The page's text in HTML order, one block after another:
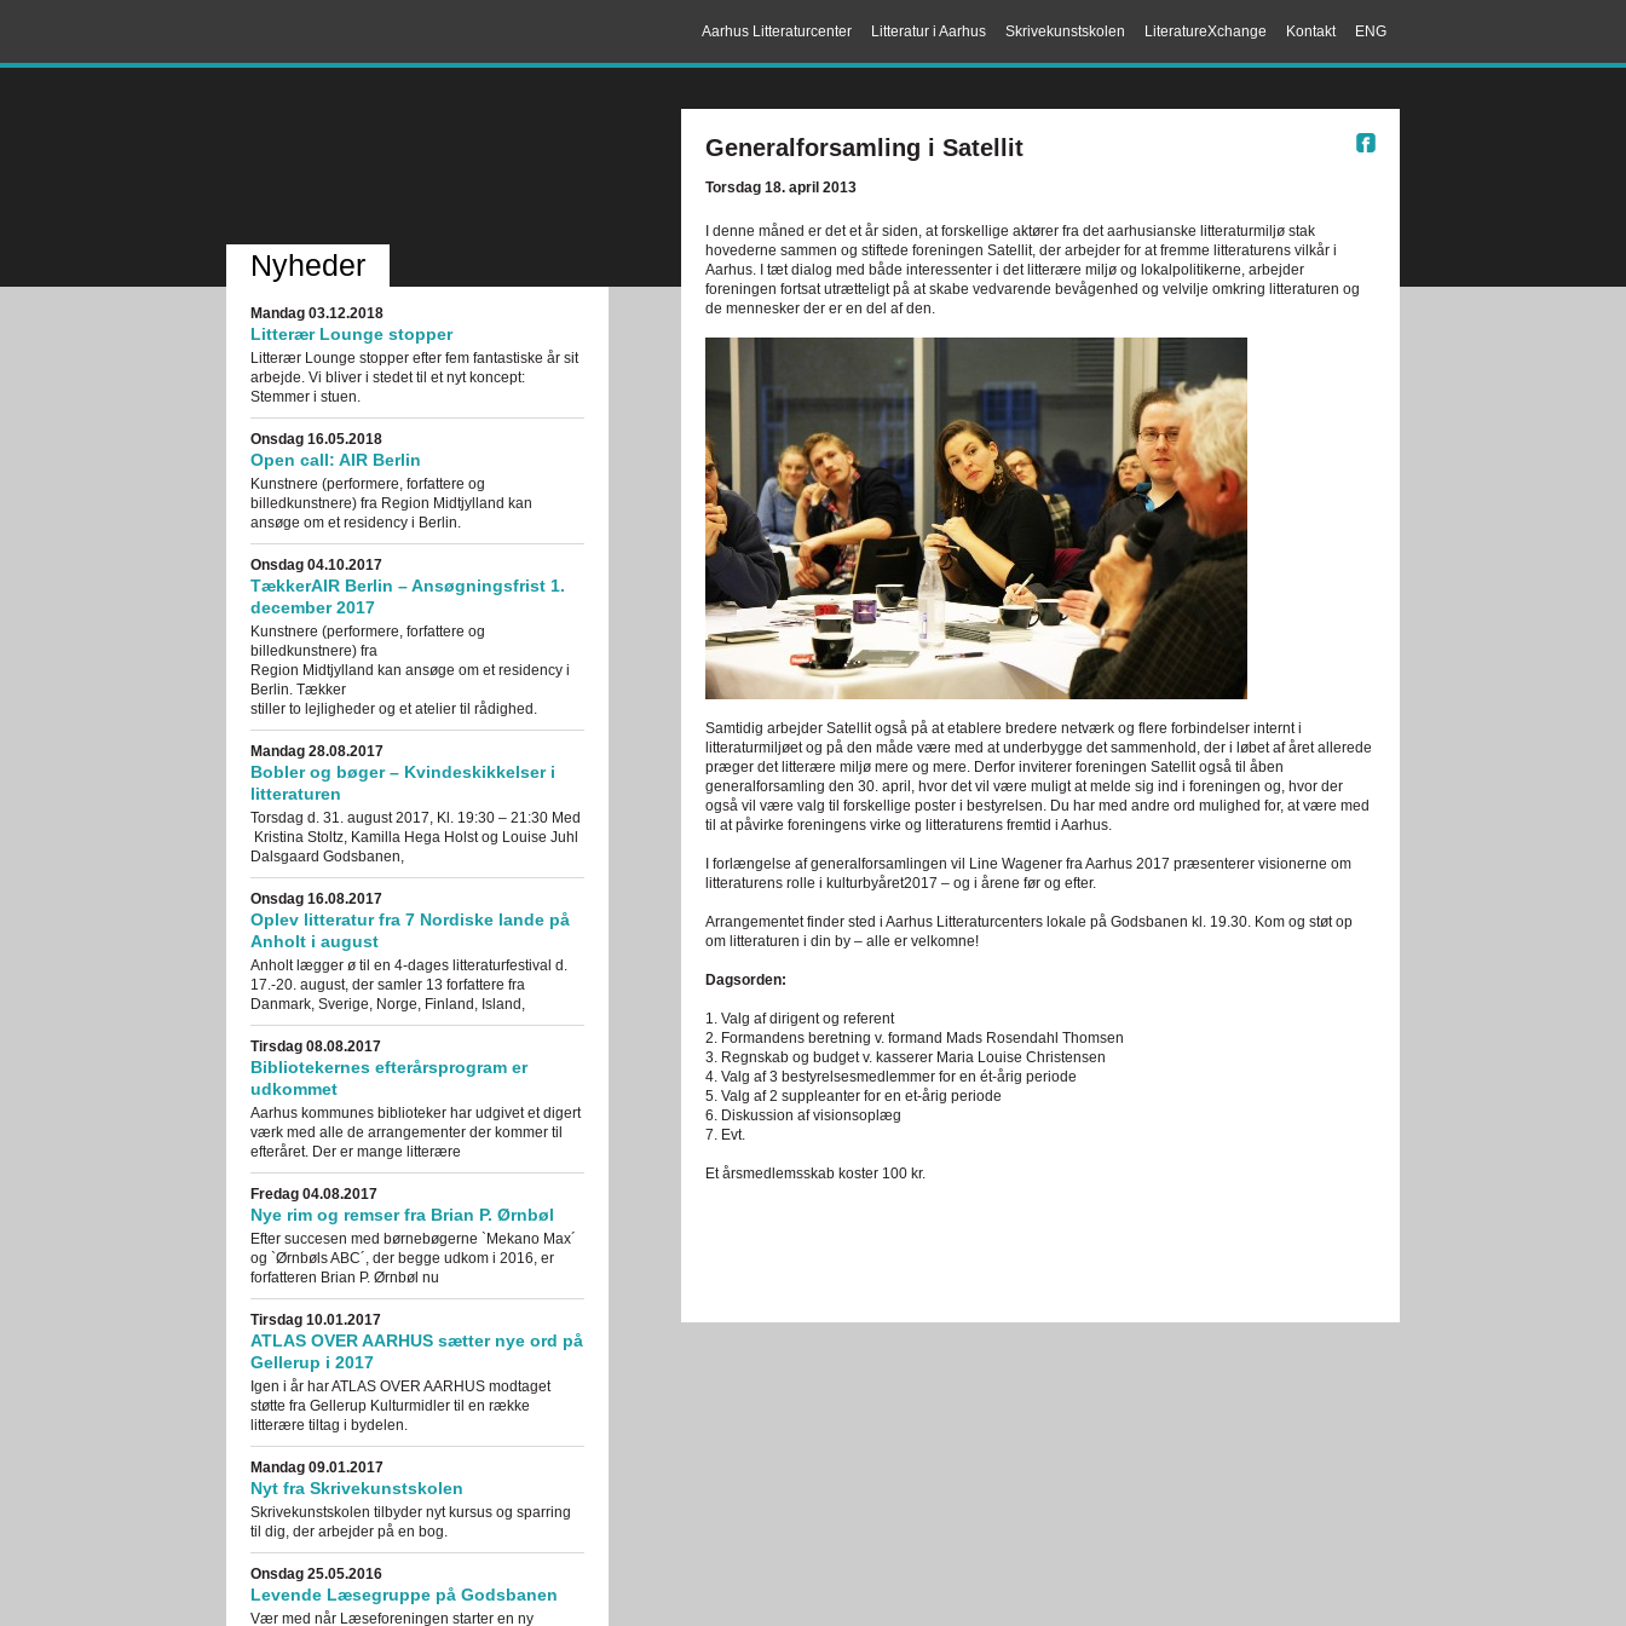
ENG
Kontakt
LiteratureXchange
Skrivekunstskolen
Litteratur i Aarhus
Aarhus Litteraturcenter
Generalforsamling i Satellit
Torsdag 18. april 2013
I denne måned er det et år siden, at forskellige aktører fra det aarhusianske litteraturmiljø stak
hovederne sammen og stiftede foreningen Satellit, der arbejder for at fremme litteraturens vilkår i
Aarhus. I tæt dialog med både interessenter i det litterære miljø og lokalpolitikerne, arbejder
foreningen fortsat utrætteligt på at skabe vedvarende bevågenhed og velvilje omkring litteraturen og
de mennesker der er en del af den.
Samtidig arbejder Satellit også på at etablere bredere netværk og flere forbindelser internt i
litteraturmiljøet og på den måde være med at underbygge det sammenhold, der i løbet af året allerede
præger det litterære miljø mere og mere. Derfor inviterer foreningen Satellit også til åben
generalforsamling den 30. april, hvor det vil være muligt at melde sig ind i foreningen og, hvor der
også vil være valg til forskellige poster i bestyrelsen. Du har med andre ord mulighed for, at være med
til at påvirke foreningens virke og litteraturens fremtid i Aarhus.
I forlængelse af generalforsamlingen vil Line Wagener fra Aarhus 2017 præsenterer visionerne om
litteraturens rolle i kulturbyåret2017 – og i årene før og efter.
Arrangementet finder sted i Aarhus Litteraturcenters lokale på Godsbanen kl. 19.30. Kom og støt op
om litteraturen i din by – alle er velkomne!
Dagsorden:
1. Valg af dirigent og referent
2. Formandens beretning v. formand Mads Rosendahl Thomsen
3. Regnskab og budget v. kasserer Maria Louise Christensen
4. Valg af 3 bestyrelsesmedlemmer for en ét-årig periode
5. Valg af 2 suppleanter for en et-årig periode
6. Diskussion af visionsoplæg
7. Evt.
Et årsmedlemsskab koster 100 kr.
Nyheder
Mandag 03.12.2018
Litterær Lounge stopper
Litterær Lounge stopper efter fem fantastiske år sit
arbejde. Vi bliver i stedet til et nyt koncept:
Stemmer i stuen.
Onsdag 16.05.2018
Open call: AIR Berlin
Kunstnere (performere, forfattere og
billedkunstnere) fra Region Midtjylland kan
ansøge om et residency i Berlin.
Onsdag 04.10.2017
TækkerAIR Berlin – Ansøgningsfrist 1.
december 2017
Kunstnere (performere, forfattere og
billedkunstnere) fra
Region Midtjylland kan ansøge om et residency i
Berlin. Tækker
stiller to lejligheder og et atelier til rådighed.
Mandag 28.08.2017
Bobler og bøger – Kvindeskikkelser i
litteraturen
Torsdag d. 31. august 2017, Kl. 19:30 – 21:30 Med
Kristina Stoltz, Kamilla Hega Holst og Louise Juhl
Dalsgaard Godsbanen,
Onsdag 16.08.2017
Oplev litteratur fra 7 Nordiske lande på
Anholt i august
Anholt lægger ø til en 4-dages litteraturfestival d.
17.-20. august, der samler 13 forfattere fra
Danmark, Sverige, Norge, Finland, Island,
Tirsdag 08.08.2017
Bibliotekernes efterårsprogram er
udkommet
Aarhus kommunes biblioteker har udgivet et digert
værk med alle de arrangementer der kommer til
efteråret. Der er mange litterære
Fredag 04.08.2017
Nye rim og remser fra Brian P. Ørnbøl
Efter succesen med børnebøgerne `Mekano Max´
og `Ørnbøls ABC´, der begge udkom i 2016, er
forfatteren Brian P. Ørnbøl nu
Tirsdag 10.01.2017
ATLAS OVER AARHUS sætter nye ord på
Gellerup i 2017
Igen i år har ATLAS OVER AARHUS modtaget
støtte fra Gellerup Kulturmidler til en række
litterære tiltag i bydelen.
Mandag 09.01.2017
Nyt fra Skrivekunstskolen
Skrivekunstskolen tilbyder nyt kursus og sparring
til dig, der arbejder på en bog.
Onsdag 25.05.2016
Levende Læsegruppe på Godsbanen
Vær med når Læseforeningen starter en ny